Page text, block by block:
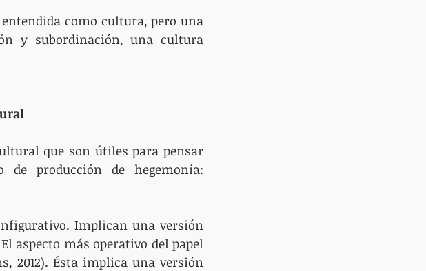
como cultura, pero una
y subordinación, una cultura
que son útiles para pensar
producción de hegemonía:
Implican una versión
aspecto más operativo del papel
2012). Ésta implica una versión